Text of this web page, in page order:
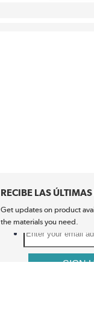
RECIBE LAS
Get updates on product
the materials you need.